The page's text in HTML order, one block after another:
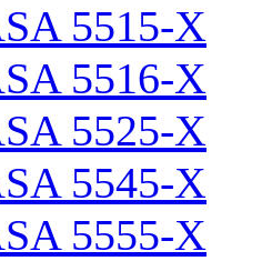
5515-X
5516-X
5525-X
5545-X
5555-X